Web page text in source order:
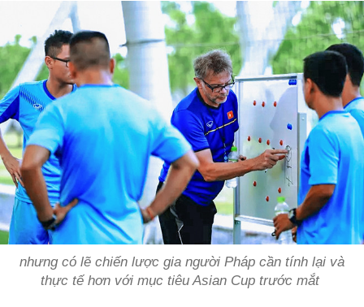
nhưng có lẽ chiến lược gia người Pháp cần tính lại và
thực tế hơn với mục tiêu Asian Cup trước mắt